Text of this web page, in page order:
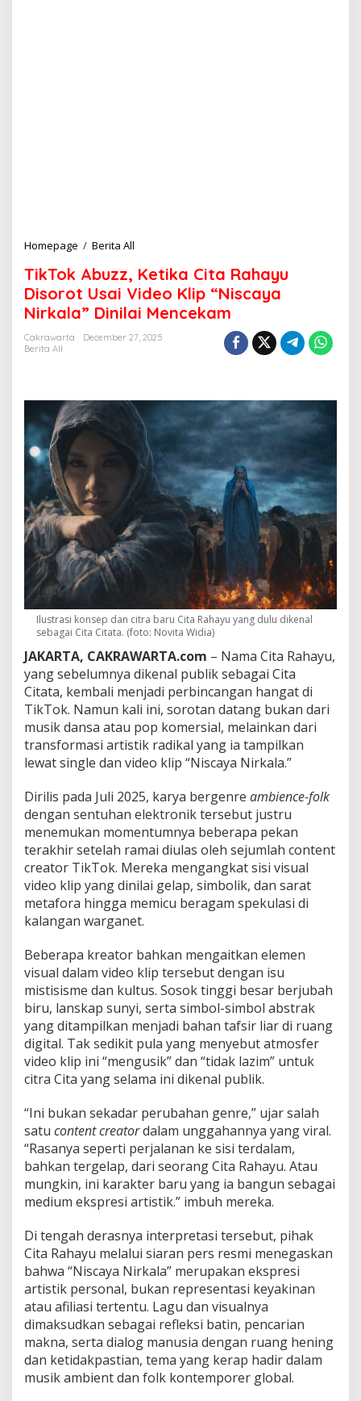
Homepage / Berita All
k
T
o
k
A
,
K
i
t
a
R
a
y
u
D
s
o
r
o
t
U
s
i
V
i
d
e
o
K
l
p
N
s
c
a
y
a
N
i
r
a
l
a
”
D
i
n
l
a
i
M
e
n
c
e
k
a
m
TikTok Abuzz, Ketika Cita Rahayu
Disorot Usai Video Klip “Niscaya
Nirkala” Dinilai Mencekam
Cakrawarta
December 27, 2025
Berita All
Ilustrasi konsep dan citra baru Cita Rahayu yang dulu dikenal
sebagai Cita Citata. (foto: Novita Widia)
JAKARTA, CAKRAWARTA.com – Nama Cita Rahayu,
yang sebelumnya dikenal publik sebagai Cita
Citata, kembali menjadi perbincangan hangat di
TikTok. Namun kali ini, sorotan datang bukan dari
musik dansa atau pop komersial, melainkan dari
transformasi artistik radikal yang ia tampilkan
lewat single dan video klip “Niscaya Nirkala.”
Dirilis pada Juli 2025, karya bergenre ambience-folk
dengan sentuhan elektronik tersebut justru
menemukan momentumnya beberapa pekan
terakhir setelah ramai diulas oleh sejumlah content
creator TikTok. Mereka mengangkat sisi visual
video klip yang dinilai gelap, simbolik, dan sarat
metafora hingga memicu beragam spekulasi di
kalangan warganet.
Beberapa kreator bahkan mengaitkan elemen
visual dalam video klip tersebut dengan isu
mistisisme dan kultus. Sosok tinggi besar berjubah
biru, lanskap sunyi, serta simbol-simbol abstrak
yang ditampilkan menjadi bahan tafsir liar di ruang
digital. Tak sedikit pula yang menyebut atmosfer
video klip ini “mengusik” dan “tidak lazim” untuk
citra Cita yang selama ini dikenal publik.
“Ini bukan sekadar perubahan genre,” ujar salah
satu content creatordalam unggahannya yang viral.
“Rasanya seperti perjalanan ke sisi terdalam,
bahkan tergelap, dari seorang Cita Rahayu. Atau
mungkin, ini karakter baru yang ia bangun sebagai
medium ekspresi artistik.” imbuh mereka.
Di tengah derasnya interpretasi tersebut, pihak
Cita Rahayu melalui siaran pers resmi menegaskan
bahwa “Niscaya Nirkala” merupakan ekspresi
artistik personal, bukan representasi keyakinan
atau afiliasi tertentu. Lagu dan visualnya
dimaksudkan sebagai refleksi batin, pencarian
makna, serta dialog manusia dengan ruang hening
dan ketidakpastian, tema yang kerap hadir dalam
musik ambient dan folk kontemporer global.